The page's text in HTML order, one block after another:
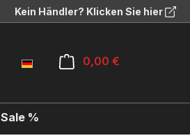
Kein Händler? Klicken Sie hier
0,00 €
Sale %